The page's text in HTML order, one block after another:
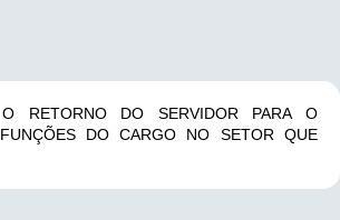
RETORNO DO SERVIDOR PARA O
DO CARGO NO SETOR QUE